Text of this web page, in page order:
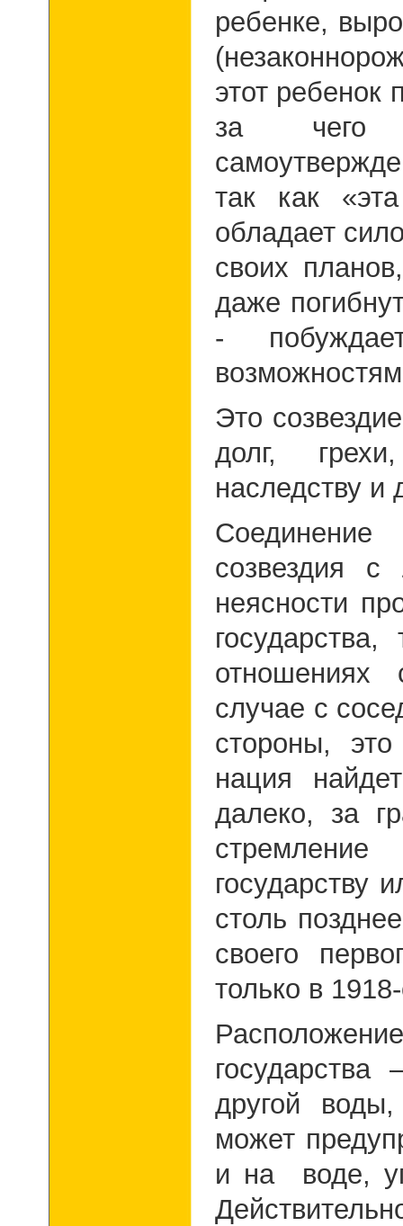
ребенке,
этот ребенок
за чего
так как
обладает
своих
даже
-
Это
долг,
наследству
созвездия
неясности
случае с
стороны,
нация
далеко, за
государству
столь
своего
только в
другой
может
и на воде,